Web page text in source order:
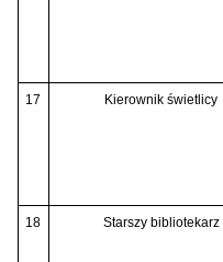
17 Kierownik świetlicy
18 Starszy bibliotekarz